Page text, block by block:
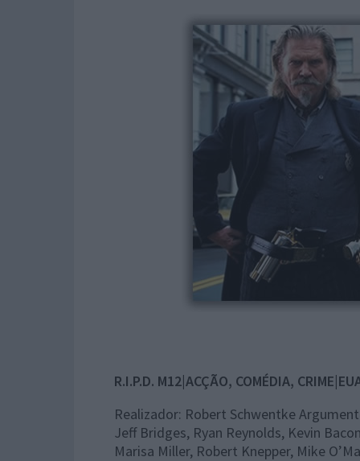
R.I.P.D. M12|ACÇÃO, COMÉDIA,
Realizador: Robert Schwentke
Jeff Bridges, Ryan Reynolds, Kevin
Marisa Miller, Robert Knepper, Mike